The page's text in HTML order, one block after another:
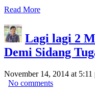
Read More
Lagi lagi 2
Demi Sidang
November 14, 2014 at
No comments